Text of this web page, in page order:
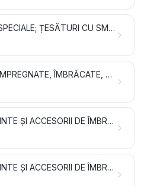
ȚESĂTURI SPECIALE; ȚESĂTURI CU SMOCURI; DANTELE; TAPISERII; PASMANTERII; BRODERII
ȚESĂTURI IMPREGNATE, ÎMBRĂCATE, ACOPERITE SAU STRATIFICATE; ARTICOLE TEHNICE DIN MATERIALE TEXTILE
ÎMBRĂCĂMINTE ȘI ACCESORII DE ÎMBRĂCĂMINTE, TRICOTATE SAU CROȘETATE
ÎMBRĂCĂMINTE ȘI ACCESORII DE ÎMBRĂCĂMINTE, ALTELE DECÂT CELE TRICOTATE SAU CROȘETATE